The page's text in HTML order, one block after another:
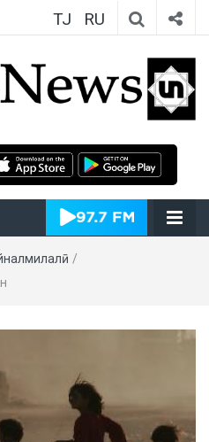
TJ RU
ИмрӯзNews
/